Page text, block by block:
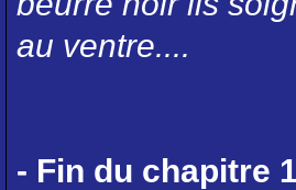
au ventre....
- Fin du chapitre